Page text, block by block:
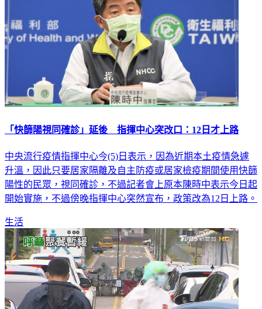
「快篩陽視同確診」延後 指揮中心突改口：12日才上路
中央流行疫情指揮中心今(5)日表示，因為近期本土疫情急遽
升溫，因此只要居家隔離及自主防疫或居家檢疫期間使用快篩
陽性的民眾，視同確診，不過記者會上原本陳時中表示今日起
開始實施，不過傍晚指揮中心突然宣布，政策改為12日上路。
生活